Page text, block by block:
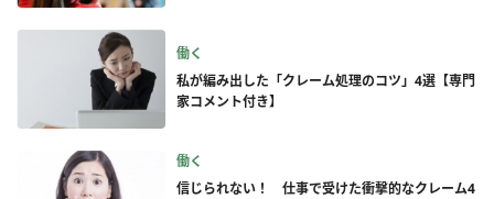
働く
私が編み出した「クレーム処理のコツ」4選【専門
家コメント付き】
働く
信じられない！ 仕事で受けた衝撃的なクレーム4